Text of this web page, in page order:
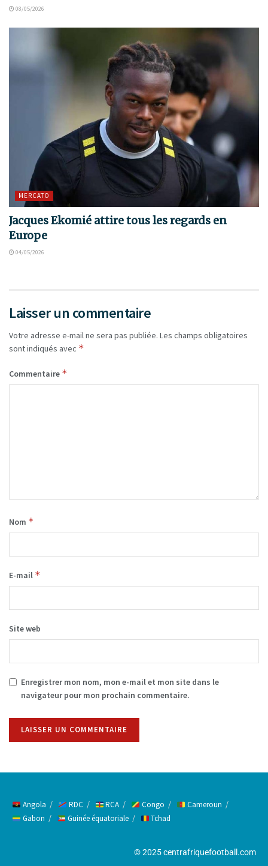
08/05/2026
MERCATO
Jacques Ekomié attire tous les regards en
Europe
04/05/2026
Laisser un commentaire
Votre adresse e-mail ne sera pas publiée. Les champs obligatoires
sont indiqués avec *
Commentaire *
Nom *
E-mail *
Site web
Enregistrer mon nom, mon e-mail et mon site dans le
navigateur pour mon prochain commentaire.
Angola RDC RCA Congo
Cameroun
Gabon
Guinée équatoriale Tchad
© 2025 centrafriquefootball.com